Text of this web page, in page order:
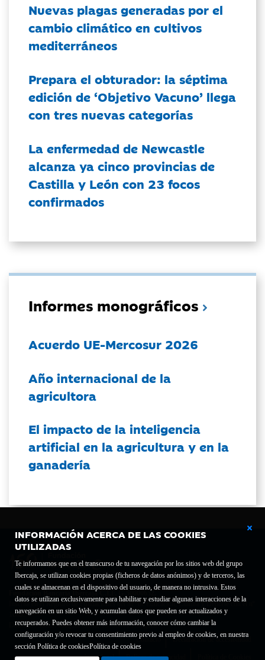
INFORMACIÓN ACERCA DE LAS COOKIES
UTILIZADAS
Te informamos que en el transcurso de tu navegación por los sitios web del grupo
Ibercaja, se utilizan cookies propias (ficheros de datos anónimos) y de terceros, las
cuales se almacenan en el dispositivo del usuario, de manera no intrusiva. Estos
datos se utilizan exclusivamente para habilitar y estudiar algunas interacciones de la
navegación en un sitio Web, y acumulan datos que pueden ser actualizados y
recuperados. Puedes obtener más información, conocer cómo cambiar la
configuración y/o revocar tu consentimiento previo al empleo de cookies, en nuestra
sección Política de cookiesPolítica de cookies
Nuevas plagas generadas por el
cambio climático en cultivos
mediterráneos
Prepara el obturador: la séptima
edición de ‘Objetivo Vacuno’ llega
con tres nuevas categorías
La enfermedad de Newcastle
alcanza ya cinco provincias de
Castilla y León con 23 focos
confirmados
Informes monográficos
Acuerdo UE-Mercosur 2026
Año internacional de la
agricultora
El impacto de la inteligencia
artificial en la agricultura y en la
ganadería
Fundación Bancaria Ibercaja C.I.F. G-50000652.
Inscrita en el Registro de Fundaciones del Mº de Educación, Cultura y Deporte con el nº
1689.
Domicilio social: Joaquín Costa, 13. 50001 Zaragoza.
Contacto
Declaración de accesibilidad
Aviso legal Política de privacidad